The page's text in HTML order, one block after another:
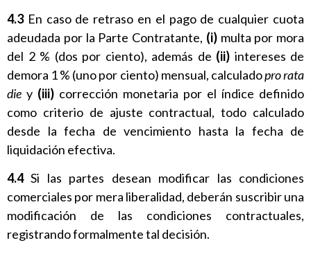
4.3 En caso de retraso en el pago de cualquier cuota
adeudada por la Parte Contratante, (i) multa por mora
del 2 % (dos por ciento), además de (ii) intereses de
demora 1 % (uno por ciento) mensual, calculadopro rata
die y (iii) corrección monetaria por el índice definido
como criterio de ajuste contractual, todo calculado
desde la fecha de vencimiento hasta la fecha de
liquidación efectiva.
4.4Si las partes desean modificar las condiciones
comerciales por mera liberalidad, deberán suscribir una
modificación de las condiciones contractuales,
registrando formalmente tal decisión.